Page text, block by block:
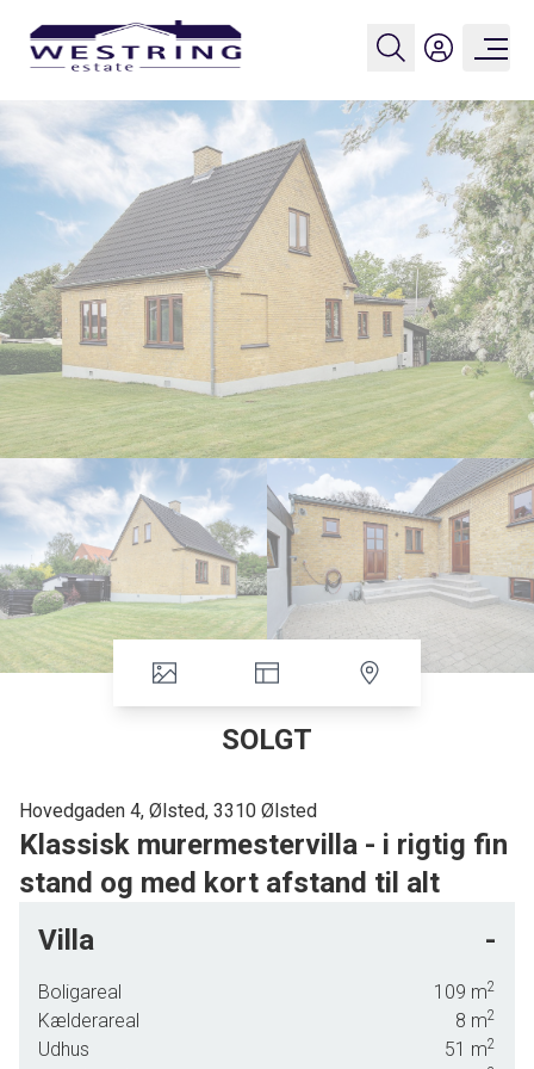
SOLGT
Hovedgaden 4, Ølsted, 3310 Ølsted
Klassisk murermestervilla - i rigtig fin
stand og med kort afstand til alt
tæt til indkøbsmuligheder, skole og sportsfaciliteter og ikke mindst offentlig
transport.
Villa -
Boligareal 109 m2
Kælderareal 8 m2
Udhus 51 m2